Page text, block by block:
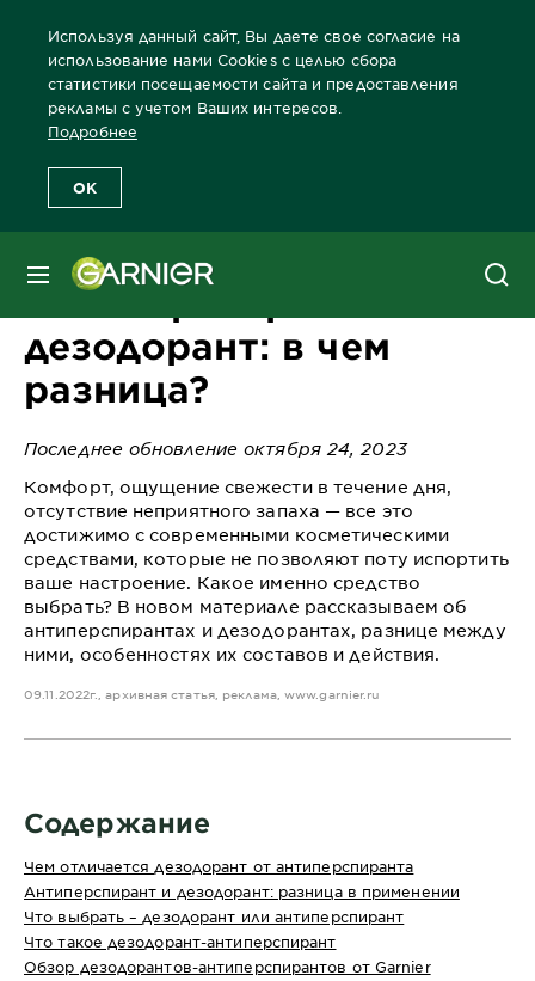
Используя данный сайт, Вы даете свое согласие на
использование нами Cookies с целью сбора
статистики посещаемости сайта и предоставления
рекламы с учетом Ваших интересов.
Подробнее
OK
МЕНЮ
Главная Блог
Антиперспирант и
дезодорант: в чем
разница?
Последнее обновление октября 24, 2023
Комфорт, ощущение свежести в течение дня,
отсутствие неприятного запаха — все это
достижимо с современными косметическими
средствами, которые не позволяют поту испортить
ваше настроение. Какое именно средство
выбрать? В новом материале рассказываем об
антиперспирантах и дезодорантах, разнице между
ними, особенностях их составов и действия.
09.11.2022г., архивная статья, реклама,www.garnier.ru
Содержание
Чем отличается дезодорант от антиперспиранта
Антиперспирант и дезодорант: разница в применении
Что выбрать – дезодорант или антиперспирант
Что такое дезодорант-антиперспирант
Обзор дезодорантов-антиперспирантов от Garnier